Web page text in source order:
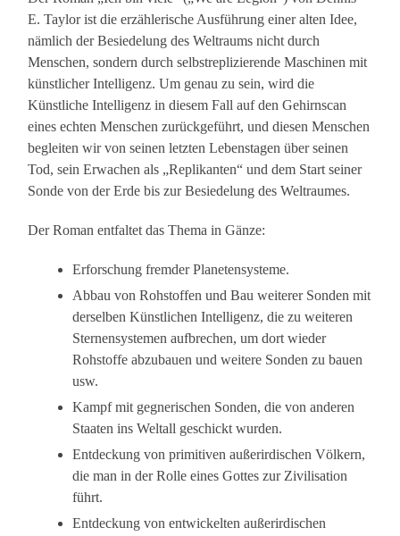
E. Taylor ist die erzählerische Ausführung einer alten Idee,
nämlich der Besiedelung des Weltraums nicht durch
Menschen, sondern durch selbstreplizierende Maschinen mit
künstlicher Intelligenz. Um genau zu sein, wird die
Künstliche Intelligenz in diesem Fall auf den Gehirnscan
eines echten Menschen zurückgeführt, und diesen Menschen
begleiten wir von seinen letzten Lebenstagen über seinen
Tod, sein Erwachen als „Replikanten“ und dem Start seiner
Sonde von der Erde bis zur Besiedelung des Weltraumes.
Der Roman entfaltet das Thema in Gänze:
Erforschung fremder Planetensysteme.
Abbau von Rohstoffen und Bau weiterer Sonden mit
derselben Künstlichen Intelligenz, die zu weiteren
Sternensystemen aufbrechen, um dort wieder
Rohstoffe abzubauen und weitere Sonden zu bauen
usw.
Kampf mit gegnerischen Sonden, die von anderen
Staaten ins Weltall geschickt wurden.
Entdeckung von primitiven außerirdischen Völkern,
die man in der Rolle eines Gottes zur Zivilisation
führt.
Entdeckung von entwickelten außerirdischen